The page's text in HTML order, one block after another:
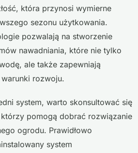
która przynosi wymierne
sezonu użytkowania.
pozwalają na stworzenie
nawadniania, które nie tylko
ale także zapewniają
rozwoju.
system, warto skonsultować się
pomogą dobrać rozwiązanie
ogrodu. Prawidłowo
system